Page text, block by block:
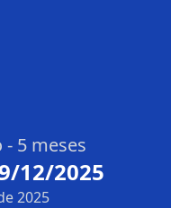
5 meses
12/2025
2025